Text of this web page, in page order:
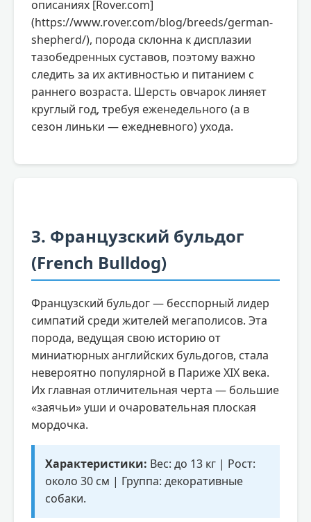
описаниях [Rover.com]
(https://www.rover.com/blog/breeds/german-
shepherd/), порода склонна к дисплазии
тазобедренных суставов, поэтому важно
следить за их активностью и питанием с
раннего возраста. Шерсть овчарок линяет
круглый год, требуя еженедельного (а в
сезон линьки — ежедневного) ухода.
3. Французский бульдог
(French Bulldog)
Французский бульдог — бесспорный лидер
симпатий среди жителей мегаполисов. Эта
порода, ведущая свою историю от
миниатюрных английских бульдогов, стала
невероятно популярной в Париже XIX века.
Их главная отличительная черта — большие
«заячьи» уши и очаровательная плоская
мордочка.
Характеристики: Вес: до 13 кг | Рост:
около 30 см | Группа: декоративные
собаки.